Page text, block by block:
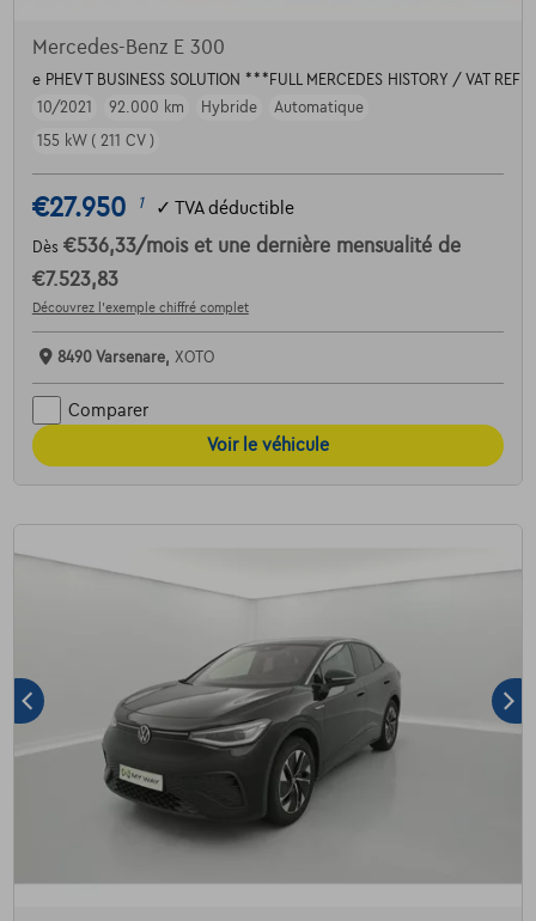
Mercedes-Benz E 300
e PHEV T BUSINESS SOLUTION ***FULL MERCEDES HISTORY / VAT
10/2021
92.000 km Hybride
Automatique
155 kW ( 211 CV )
€27.950 1 ✓ TVA déductible
Dès €536,33/mois et une dernière mensualité de
€7.523,83
Découvrez l’exemple chiffré complet
8490 Varsenare, XOTO
Comparer
Voir le véhicule